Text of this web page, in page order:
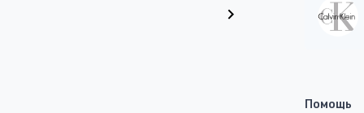
Помощь